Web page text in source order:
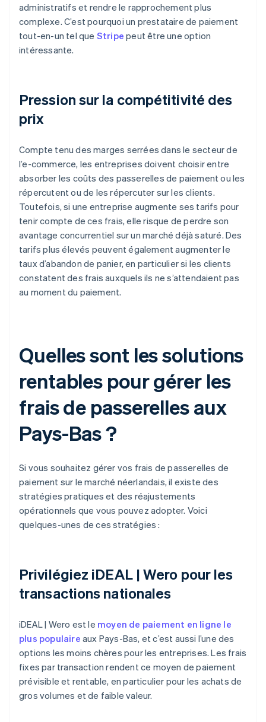
administratifs et rendre le rapprochement plus
complexe. C’est pourquoi un prestataire de paiement
tout-en-un tel que Stripe peut être une option
intéressante.
Pression sur la compétitivité des
prix
Compte tenu des marges serrées dans le secteur de
l’e-commerce, les entreprises doivent choisir entre
absorber les coûts des passerelles de paiement ou les
répercutent ou de les répercuter sur les clients.
Toutefois, si une entreprise augmente ses tarifs pour
tenir compte de ces frais, elle risque de perdre son
avantage concurrentiel sur un marché déjà saturé. Des
tarifs plus élevés peuvent également augmenter le
taux d’abandon de panier, en particulier si les clients
constatent des frais auxquels ils ne s’attendaient pas
au moment du paiement.
Quelles sont les solutions
rentables pour gérer les
frais de passerelles aux
Pays-Bas ?
Si vous souhaitez gérer vos frais de passerelles de
paiement sur le marché néerlandais, il existe des
stratégies pratiques et des réajustements
opérationnels que vous pouvez adopter. Voici
quelques-unes de ces stratégies :
Privilégiez iDEAL | Wero pour les
transactions nationales
iDEAL | Wero est le moyen de paiement en ligne le
plus populaire aux Pays-Bas, et c’est aussi l’une des
options les moins chères pour les entreprises. Les frais
fixes par transaction rendent ce moyen de paiement
prévisible et rentable, en particulier pour les achats de
gros volumes et de faible valeur.